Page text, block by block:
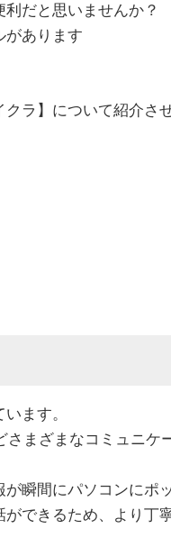
だと思いませんか？
があります
ラ】について紹介さ
ます。
まざまなコミュニケ
瞬間にパソコンにポ
できるため、より丁